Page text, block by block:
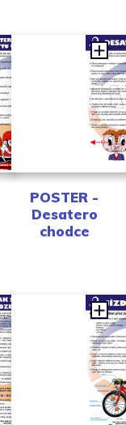
POSTER -
Desatero
chodce